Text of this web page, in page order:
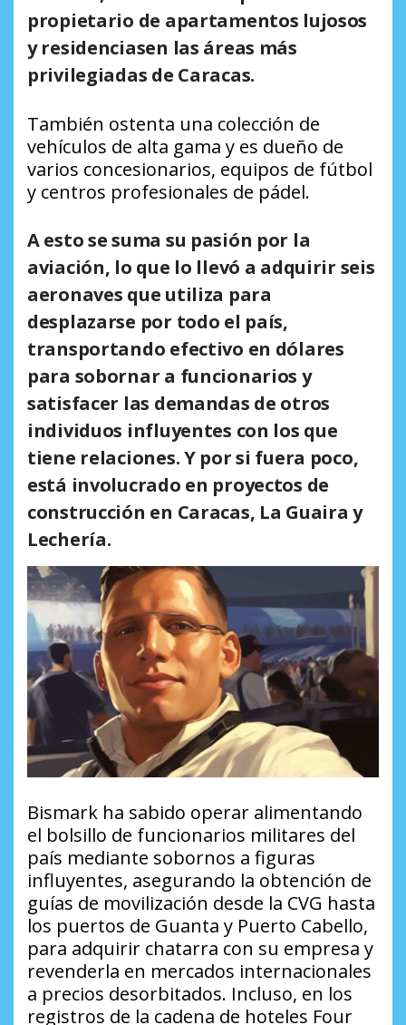
propietario de apartamentos lujosos
y residenciasen las áreas más
privilegiadas de Caracas.
También ostenta una colección de
vehículos de alta gama y es dueño de
varios concesionarios, equipos de fútbol
y centros profesionales de pádel.
A esto se suma su pasión por la
aviación, lo que lo llevó a adquirir seis
aeronaves que utiliza para
desplazarse por todo el país,
transportando efectivo en dólares
para sobornar a funcionarios y
satisfacer las demandas de otros
individuos influyentes con los que
tiene relaciones. Y por si fuera poco,
está involucrado en proyectos de
construcción en Caracas, La Guaira y
Lechería.
Bismark ha sabido operar alimentando
el bolsillo de funcionarios militares del
país mediante sobornos a figuras
influyentes, asegurando la obtención de
guías de movilización desde la CVG hasta
los puertos de Guanta y Puerto Cabello,
para adquirir chatarra con su empresa y
revenderla en mercados internacionales
a precios desorbitados. Incluso, en los
registros de la cadena de hoteles Four